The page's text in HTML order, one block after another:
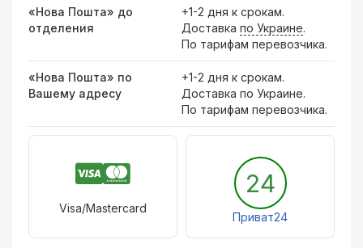
«Нова Пошта» до
отделения
+1-2 дня к срокам.
Доставка по Украине.
По тарифам перевозчика.
«Нова Пошта» по
Вашему адресу
+1-2 дня к срокам.
Доставка по Украине.
По тарифам перевозчика.
Visa/Mastercard
24
Приват24